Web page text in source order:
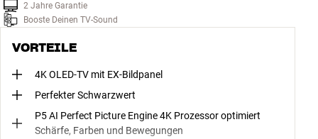
2 Jahre Garantie
Booste Deinen TV-Sound
VORTEILE
4K OLED-TV mit EX-Bildpanel
Perfekter Schwarzwert
P5 AI Perfect Picture Engine 4K Prozessor optimiert
Schärfe, Farben und Bewegungen